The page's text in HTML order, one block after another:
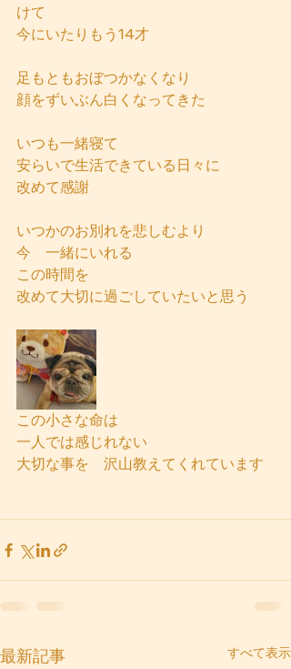
けて
今にいたりもう14才
足もともおぼつかなくなり
顔をずいぶん白くなってきた
いつも一緒寝て
安らいで生活できている日々に
改めて感謝
いつかのお別れを悲しむより
今　一緒にいれる
この時間を
改めて大切に過ごしていたいと思う
この小さな命は
一人では感じれない
大切な事を　沢山教えてくれています
最新記事 すべて表示